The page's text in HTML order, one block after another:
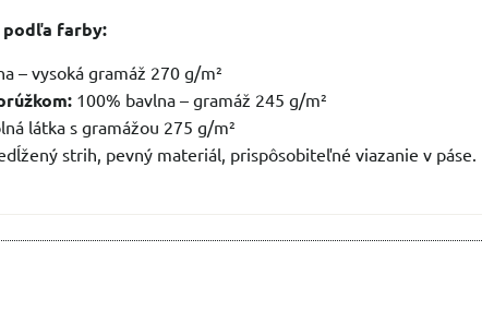
podľa farby:
– vysoká gramáž 270 g/m²
100% bavlna – gramáž 245 g/m²
látka s gramážou 275 g/m²
strih, pevný materiál, prispôsobiteľné viazanie v páse.